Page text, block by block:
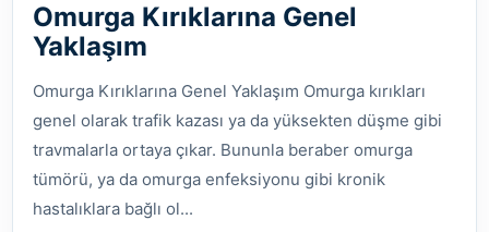
Omurga Kırıklarına Genel
Yaklaşım
Omurga Kırıklarına Genel Yaklaşım Omurga kırıkları
genel olarak trafik kazası ya da yüksekten düşme gibi
travmalarla ortaya çıkar. Bununla beraber omurga
tümörü, ya da omurga enfeksiyonu gibi kronik
hastalıklara bağlı ol...